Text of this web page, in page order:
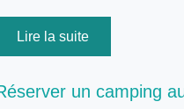
Lire la suite
un camping